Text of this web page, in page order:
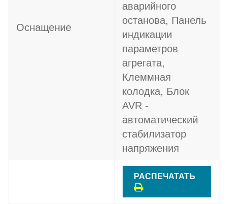
Оснащение
аварийного
останова, Панель
индикации
параметров
агрегата,
Клеммная
колодка, Блок
AVR -
автоматический
стабилизатор
напряжения
РАСПЕЧАТАТЬ